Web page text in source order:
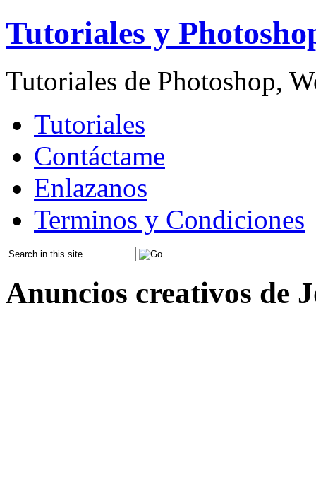
Tutoriales y
Tutoriales de Photoshop,
Tutoriales
Contáctame
Enlazanos
Terminos y Condiciones
Anuncios creativos de